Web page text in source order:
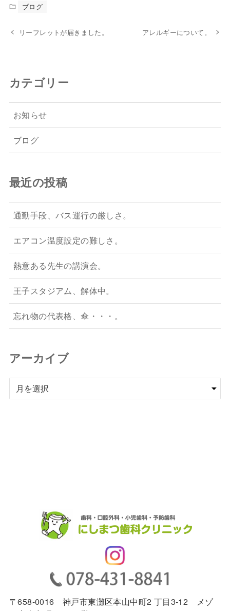
ブログ
リーフレットが届きました。 アレルギーについて。
カテゴリー
お知らせ
ブログ
最近の投稿
通勤手段、バス運行の厳しさ。
エアコン温度設定の難しさ。
熱意ある先生の講演会。
王子スタジアム、解体中。
忘れ物の代表格、傘・・・。
アーカイブ
ー
〒658-0016 神戸市東灘区本山中町2 丁目3-12 メゾ